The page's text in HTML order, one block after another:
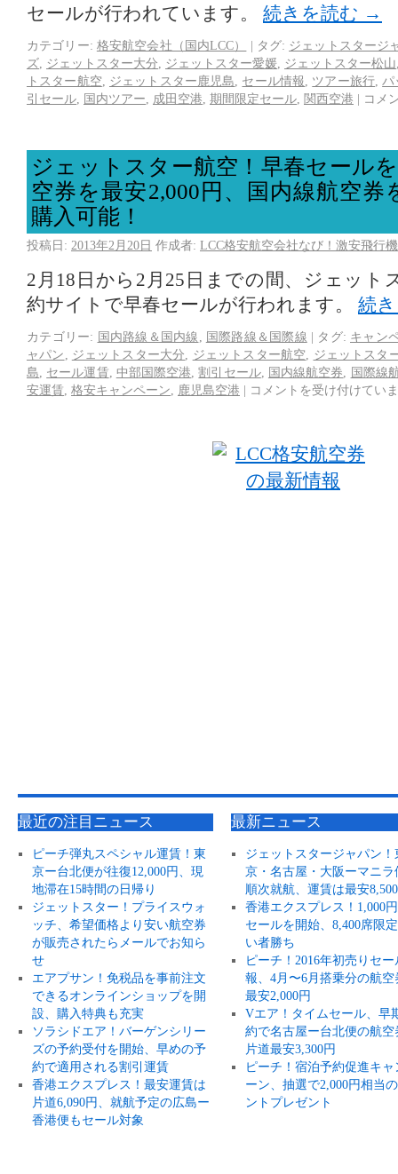
セールが行われています。 続きを読む →
カテゴリー: 格安航空会社（国内LCC） | タグ: ジェットスタージ
ズ
ジェットスター大分 ジェットスター愛媛 ジェットスター松山
トスター航空
ジェットスター鹿児島 セール情報 ツアー旅行 パ
引セール
国内ツアー 成田空港 期間限定セール 関西空港 | コメ
ジェットスター航空！早春セール
空券を最安2,000円、国内線航空券
購入可能！
投稿日: 2013年2月20日 作成者: LCC格安航空会社なび！激安飛行
2月18日から2月25日までの間、ジェット
約サイトで早春セールが行われます。 続
カテゴリー: 国内路線＆国内線 国際路線＆国際線 | タグ: キャン
ャパン
ジェットスター大分 ジェットスター航空
ジェットスタ
島
セール運賃 中部国際空港 ,割引セール, 国内線航空券
国際線
安運賃 格安キャンペーン 鹿児島空港 | コメントを受け付けてい
最近の注目ニュース
ピーチ弾丸スペシャル運賃！東
京ー台北便が往復12,000円、現
地滞在15時間の日帰り
ジェットスター！プライスウォ
ッチ、希望価格より安い航空券
が販売されたらメールでお知ら
せ
エアプサン！免税品を事前注文
できるオンラインショップを開
設、購入特典も充実
ソラシドエア！バーゲンシリー
ズの予約受付を開始、早めの予
約で適用される割引運賃
香港エクスプレス！最安運賃は
片道6,090円、就航予定の広島ー
香港便もセール対象
最新ニュース
ジェットスタージャパン！
京・名古屋・大阪ーマニラ
順次就航、運賃は最安
香港エクスプレス！1,000
セールを開始、8,400席限
い者勝ち
ピーチ！2016年初売りセー
報、4月〜6月搭乗分の航空
最安2,000円
Vエア！タイムセール、早
約で名古屋ー台北便の航空
片道最安3,300円
ピーチ！宿泊予約促進キャ
ーン、抽選で2,000円相当
ントプレゼント